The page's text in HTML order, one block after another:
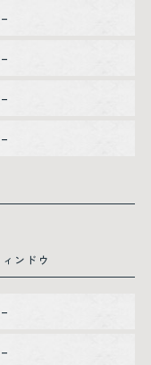
–
–
–
–
ンドウ
–
–